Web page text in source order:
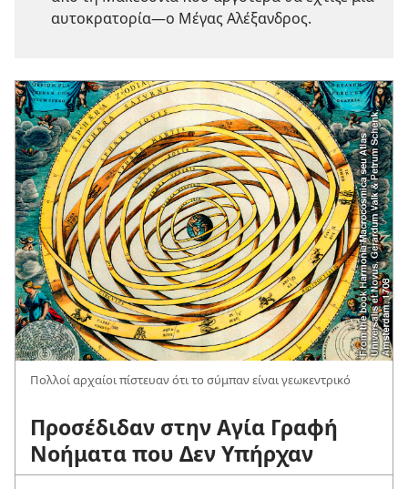
αυτοκρατορία—ο Μέγας Αλέξανδρος.
Πολλοί αρχαίοι πίστευαν ότι το σύμπαν είναι γεωκεντρικό
Προσέδιδαν στην Αγία Γραφή
Νοήματα που Δεν Υπήρχαν